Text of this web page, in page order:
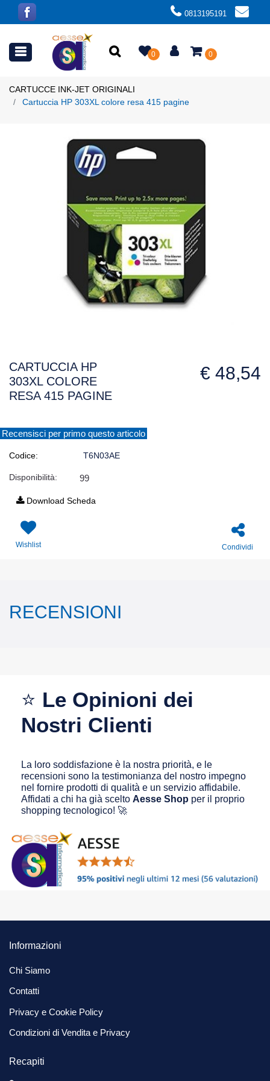
0813195191
Open menu 0 0
CARTUCCE INK-JET ORIGINALI
Cartuccia HP 303XL colore resa 415 pagine
CARTUCCIA HP
303XL COLORE
RESA 415 PAGINE
€ 48,54
Recensisci per primo questo articolo
Codice: T6N03AE
Disponibilità: 99
Download Scheda
Wishlist Condividi
RECENSIONI
⭐ Le Opinioni dei
Nostri Clienti
La loro soddisfazione è la nostra priorità, e le
recensioni sono la testimonianza del nostro impegno
nel fornire prodotti di qualità e un servizio affidabile.
Affidati a chi ha già scelto Aesse Shop per il proprio
shopping tecnologico! 🚀
Informazioni
Chi Siamo
Contatti
Privacy e Cookie Policy
Condizioni di Vendita e Privacy
Recapiti